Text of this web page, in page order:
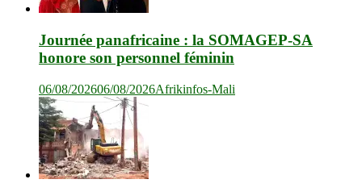
Journée panafricaine : la SOMAGEP-SA
honore son personnel féminin
06/08/202606/08/2026Afrikinfos-Mali